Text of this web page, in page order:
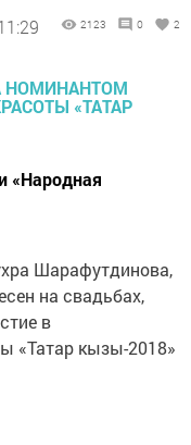
2123 0 2
«Народная
Шарафутдинова,
на свадьбах,
в
«Татар кызы-2018»